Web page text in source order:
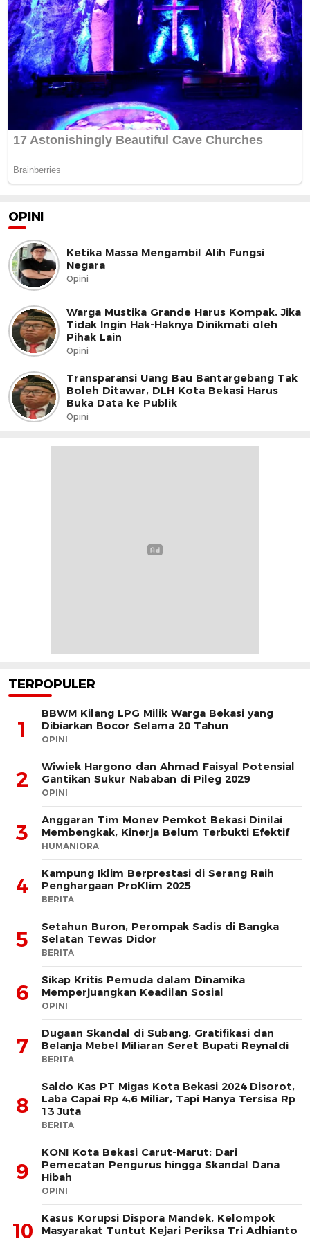
OPINI
Ketika Massa Mengambil Alih Fungsi
Negara
Opini
Warga Mustika Grande Harus Kompak, Jika
Tidak Ingin Hak-Haknya Dinikmati oleh
Pihak Lain
Opini
Transparansi Uang Bau Bantargebang Tak
Boleh Ditawar, DLH Kota Bekasi Harus
Buka Data ke Publik
Opini
TERPOPULER
1
BBWM Kilang LPG Milik Warga Bekasi yang
Dibiarkan Bocor Selama 20 Tahun
OPINI
2
Wiwiek Hargono dan Ahmad Faisyal Potensial
Gantikan Sukur Nababan di Pileg 2029
OPINI
3
Anggaran Tim Monev Pemkot Bekasi Dinilai
Membengkak, Kinerja Belum Terbukti Efektif
HUMANIORA
4
Kampung Iklim Berprestasi di Serang Raih
Penghargaan ProKlim 2025
BERITA
5
Setahun Buron, Perompak Sadis di Bangka
Selatan Tewas Didor
BERITA
6
Sikap Kritis Pemuda dalam Dinamika
Memperjuangkan Keadilan Sosial
OPINI
7
Dugaan Skandal di Subang, Gratifikasi dan
Belanja Mebel Miliaran Seret Bupati Reynaldi
BERITA
8
Saldo Kas PT Migas Kota Bekasi 2024 Disorot,
Laba Capai Rp 4,6 Miliar, Tapi Hanya Tersisa Rp
13 Juta
BERITA
9
KONI Kota Bekasi Carut-Marut: Dari
Pemecatan Pengurus hingga Skandal Dana
Hibah
OPINI
10
Kasus Korupsi Dispora Mandek, Kelompok
Masyarakat Tuntut Kejari Periksa Tri Adhianto